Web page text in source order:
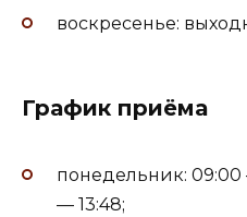
воскресенье:
График приёма
понедельник: 09:00
— 13:48;